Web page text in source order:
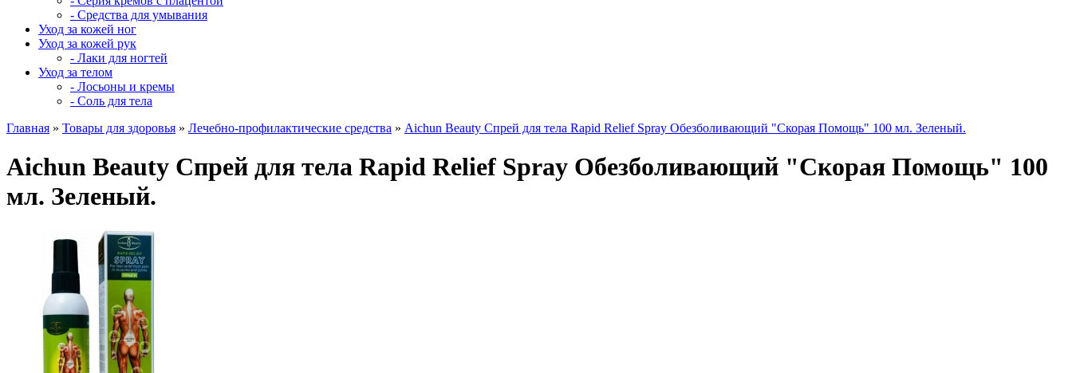
- Средства для умывания
Уход за кожей ног
Уход за кожей рук
- Лаки для ногтей
Уход за телом
- Лосьоны и кремы
- Соль для тела
Главная » Товары для здоровья » Лечебно-профилактические средства » Aichun Beauty Спрей для тела Rapid Relief Spray Обезболивающий "Скорая Помощь" 100 мл. Зеленый.
Aichun Beauty Спрей для тела Rapid Relief Spray Обезболивающий "Скорая Помощь" 100
мл. Зеленый.